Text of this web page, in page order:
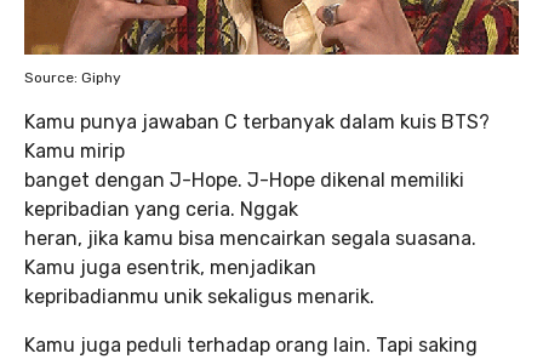
Source: Giphy
Kamu punya jawaban C terbanyak dalam kuis BTS?
Kamu mirip
banget dengan J-Hope. J-Hope dikenal memiliki
kepribadian yang ceria. Nggak
heran, jika kamu bisa mencairkan segala suasana.
Kamu juga esentrik, menjadikan
kepribadianmu unik sekaligus menarik.
Kamu juga peduli terhadap orang lain. Tapi saking